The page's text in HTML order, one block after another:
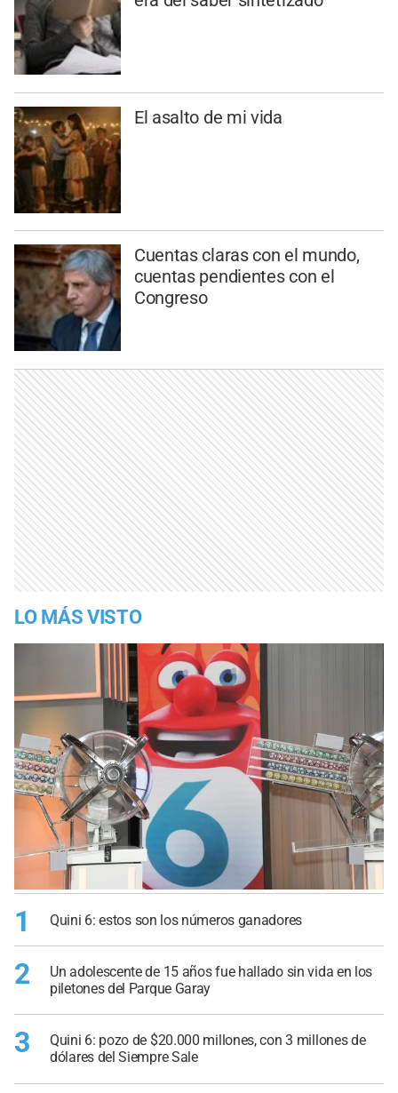
El asalto de mi vida
Cuentas claras con el mundo,
cuentas pendientes con el
Congreso
LO MÁS VISTO
1 Quini 6: estos son los números ganadores
2
Un adolescente de 15 años fue hallado sin vida en los
piletones del Parque Garay
3
Quini 6: pozo de $20.000 millones, con 3 millones de
dólares del Siempre Sale